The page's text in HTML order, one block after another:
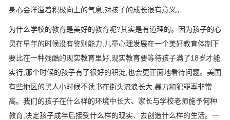
身心会洋溢着积极向上的气息,对孩子的成长很有意义。
为什么学校的教育是美好的教育呢?其实是有道理的。因为孩子的心
灵在早年的时候没有鉴别能力,儿童心理发展在一个美好教育体制下
要比在一种残酷的现实教育里好,现实教育要等待孩子满了18岁才能
实行,那个时候的孩子有了很好的积淀,也会更正面地看待问题。美国
有些地区的黑人小时候不读书在街头流浪长大,暴力和犯罪率非常
高。我们的孩子在什么样的环境中长大、家长与学校老师施予何种
教育,决定孩子成年后接受什么样的现实、去创造什么样的生活。一